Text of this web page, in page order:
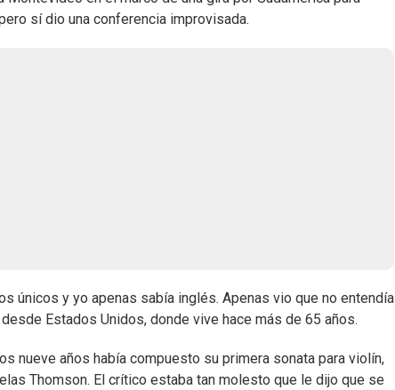
sí dio una conferencia improvisada.
únicos y yo apenas sabía inglés. Apenas vio que no entendía
Estados Unidos, donde vive hace más de 65 años.
nueve años había compuesto su primera sonata para violín,
Thomson. El crítico estaba tan molesto que le dijo que se